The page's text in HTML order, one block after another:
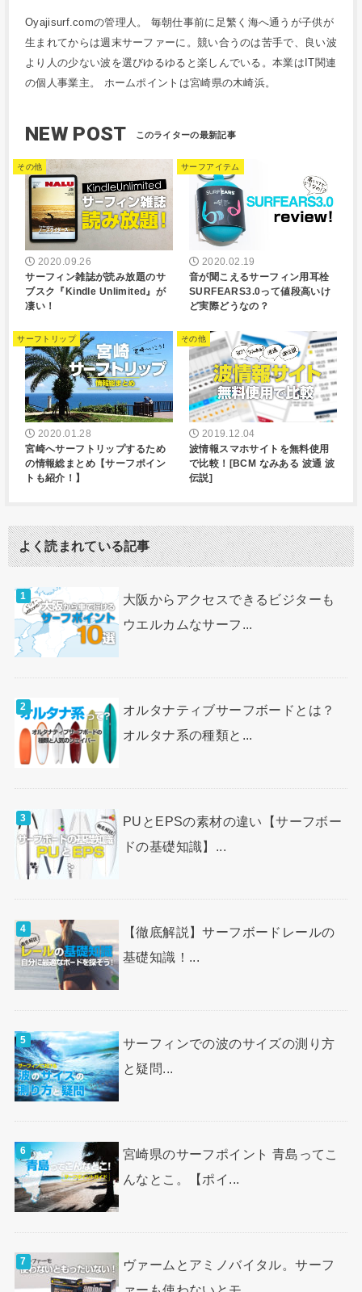
Oyajisurf.comの管理人。 毎朝仕事前に足繁く海へ通うが子供が
生まれてからは週末サーファーに。競い合うのは苦手で、良い波
より人の少ない波を選びゆるゆると楽しんでいる。本業はIT関連
の個人事業主。 ホームポイントは宮崎県の木崎浜。
NEW POST
その他
2020.09.26
サーフィン雑誌が読み放題のサ
ブスク『Kindle Unlimited』が
凄い！
サーフアイテム
2020.02.19
音が聞こえるサーフィン用耳栓
SURFEARS3.0って値段高いけ
ど実際どうなの？
サーフトリップ
2020.01.28
宮崎へサーフトリップするため
の情報総まとめ【サーフポイン
トも紹介！】
その他
2019.12.04
波情報スマホサイトを無料使用
で比較！[BCM なみある 波通 波
伝説]
よく読まれている記事
大阪からアクセスできるビジターも
ウエルカムなサーフ...
オルタナティブサーフボードとは？
オルタナ系の種類と...
PUとEPSの素材の違い【サーフボー
ドの基礎知識】...
【徹底解説】サーフボードレールの
基礎知識！...
サーフィンでの波のサイズの測り方
と疑問...
宮崎県のサーフポイント 青島ってこ
んなとこ。【ポイ...
ヴァームとアミノバイタル。サーフ